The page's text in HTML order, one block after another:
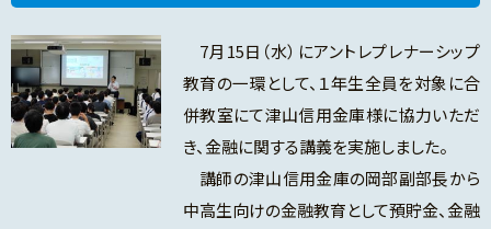
7月15日（水）にアントレプレナーシップ
教育の一環として、１年生全員を対象に合
併教室にて津山信用金庫様に協力いただ
き、金融に関する講義を実施しました。
講師の津山信用金庫の岡部副部長から
中高生向けの金融教育として預貯金、金融